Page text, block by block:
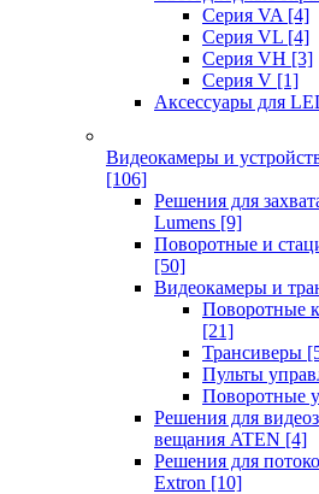
Серия VA [4]
Серия VL [4]
Серия VH [3]
Серия V [1]
Аксессуары для
Видеокамеры и
[106]
Решения для
Lumens [9]
Поворотные и
[50]
Видеокамеры и
Поворотные
[21]
Трансиверы
Пульты
Поворотные
Решения для
вещания ATEN [4]
Решения для
Extron [10]